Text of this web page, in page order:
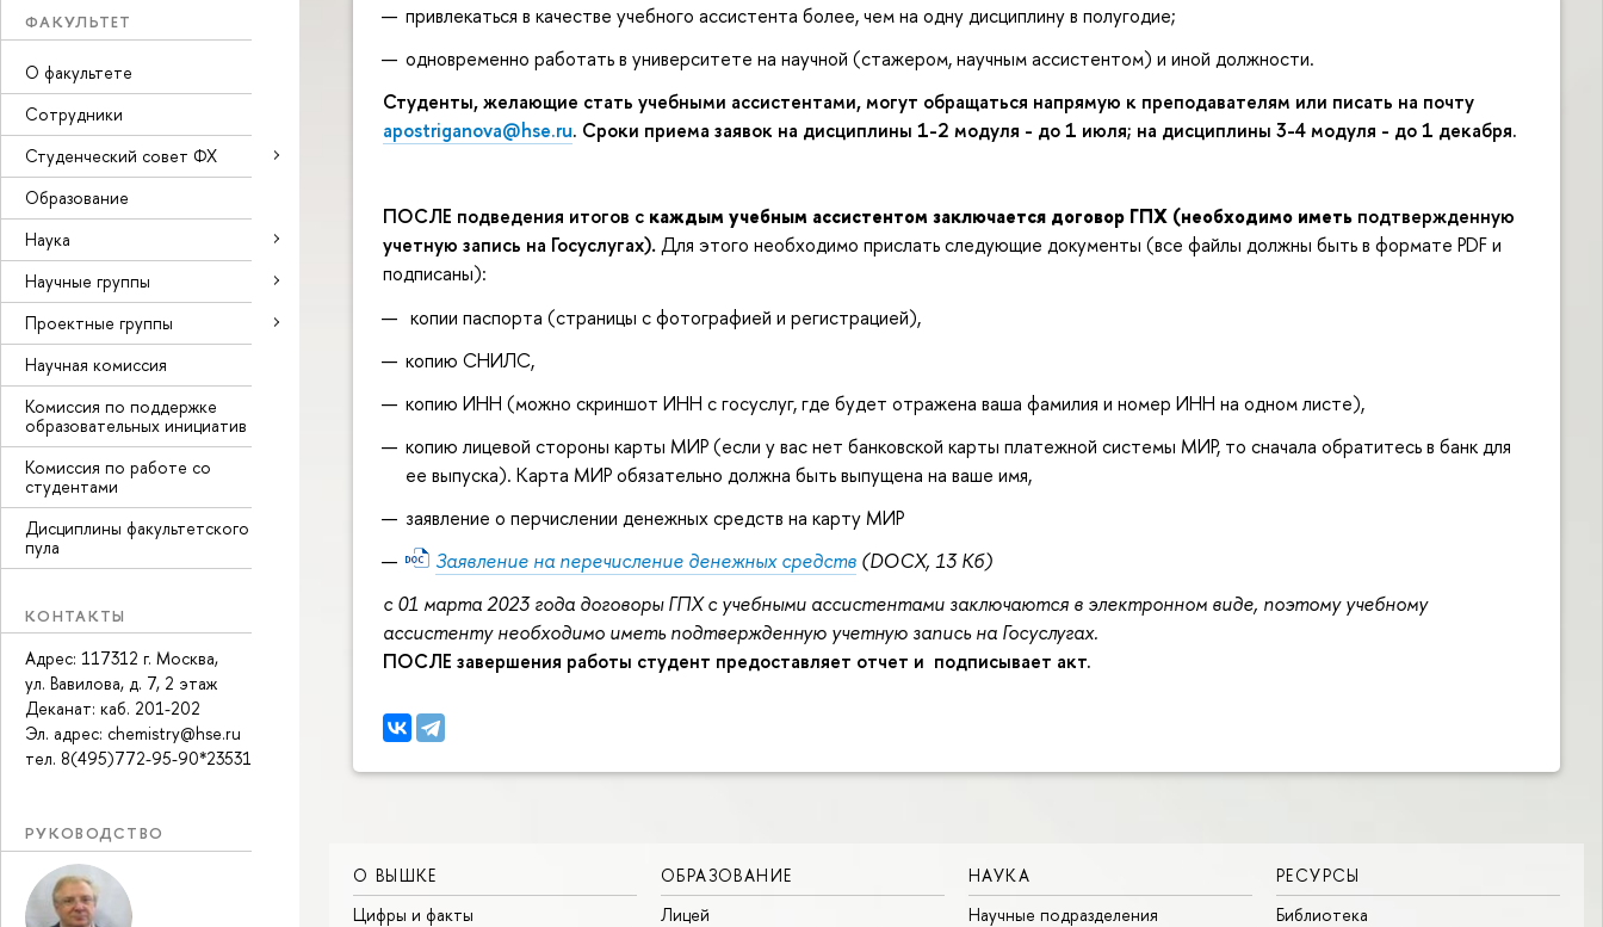
ФАКУЛЬТЕТ
О факультете
Сотрудники
Студенческий совет ФХ
Образование
Наука
Научные группы
Проектные группы
Научная комиссия
Комиссия по поддержке
образовательных инициатив
Комиссия по работе со
студентами
Дисциплины факультетского
пула
КОНТАКТЫ
Адрес: 117312 г. Москва,
ул. Вавилова, д. 7, 2 этаж
Деканат: каб. 201-202
Эл. адрес: chemistry@hse.ru
тел. 8(495)772-95-90*23531
РУКОВОДСТВО
привлекаться в качестве учебного ассистента более, чем на одну дисциплину в полугодие;
одновременно работать в университете на научной (стажером, научным ассистентом) и иной должности.
Студенты, желающие стать учебными ассистентами, могут обращаться напрямую к преподавателям или писать на почту
apostriganova@hse.ru. Сроки приема заявок на дисциплины 1-2 модуля - до 1 июля; на дисциплины 3-4 модуля - до 1 декабря.
ПОСЛЕ подведения итогов с каждым учебным ассистентом заключается договор ГПХ (необходимо иметь подтвержденную
учетную запись на Госуслугах).Для этого необходимо прислать следующие документы (все файлы должны быть в формате PDF и
подписаны):
копии паспорта (страницы с фотографией и регистрацией),
копию СНИЛС,
копию ИНН (можно скриншот ИНН с госуслуг, где будет отражена ваша фамилия и номер ИНН на одном листе),
копию лицевой стороны карты МИР (если у вас нет банковской карты платежной системы МИР, то сначала обратитесь в банк для
ее выпуска). Карта МИР обязательно должна быть выпущена на ваше имя,
заявление о перчислении денежных средств на карту МИР
Заявление на перечисление денежных средств (DOCX, 13 Кб)
с 01 марта 2023 года договоры ГПХ с учебными ассистентами заключаются в электронном виде, поэтому учебному
ассистенту необходимо иметь подтвержденную учетную запись на Госуслугах.
ПОСЛЕ завершения работы студент предоставляет отчет и подписывает акт.
О ВЫШКЕ
Цифры и факты
ОБРАЗОВАНИЕ
Лицей
НАУКА
Научные подразделения
РЕСУРСЫ
Библиотека